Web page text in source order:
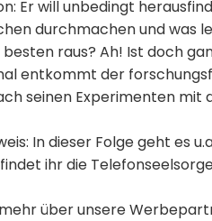
Er will unbedingt
durchmachen und was
raus? Ah! Ist doch
entkommt der
seinen Experimenten mit
In dieser Folge geht es
ihr die
über unsere